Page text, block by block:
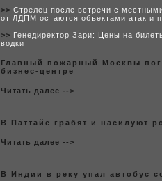
>> Стрелец после встречи с
от ЛДПМ остаются объектами атак и
>> Генедиректор Зари: Цены на
водки
Главный пожарный Москвы
бизнес-центре
Читать далее -->
В Паттайе грабят и насилуют
Читать далее -->
В Индии в рeку упал автобус